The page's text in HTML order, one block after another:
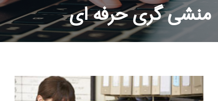
منشی گری حرفه ای